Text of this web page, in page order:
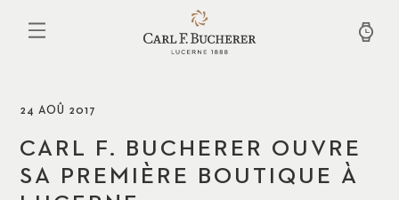
contenu
24 AOÛ 2017
CARL F. BUCHERER OUVRE
SA PREMIÈRE BOUTIQUE À